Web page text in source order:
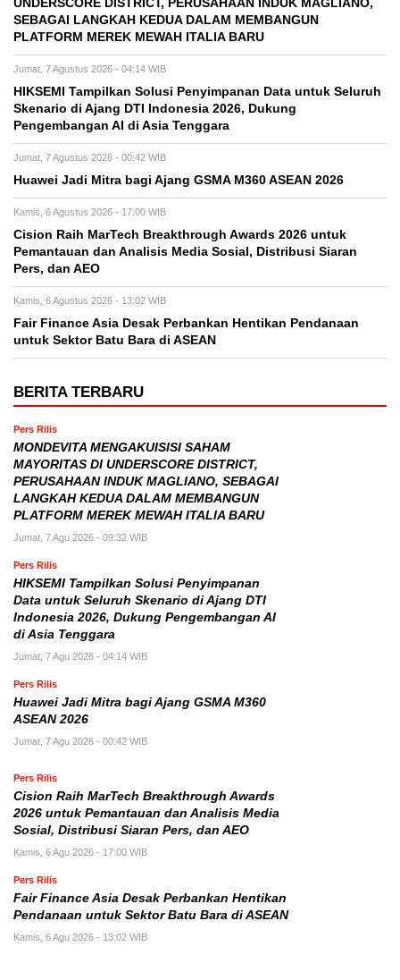
UNDERSCORE DISTRICT, PERUSAHAAN INDUK MAGLIANO,
SEBAGAI LANGKAH KEDUA DALAM MEMBANGUN
PLATFORM MEREK MEWAH ITALIA BARU
Jumat, 7 Agustus 2026 - 04:14 WIB
HIKSEMI Tampilkan Solusi Penyimpanan Data untuk Seluruh
Skenario di Ajang DTI Indonesia 2026, Dukung
Pengembangan AI di Asia Tenggara
Jumat, 7 Agustus 2026 - 00:42 WIB
Huawei Jadi Mitra bagi Ajang GSMA M360 ASEAN 2026
Kamis, 6 Agustus 2026 - 17:00 WIB
Cision Raih MarTech Breakthrough Awards 2026 untuk
Pemantauan dan Analisis Media Sosial, Distribusi Siaran
Pers, dan AEO
Kamis, 6 Agustus 2026 - 13:02 WIB
Fair Finance Asia Desak Perbankan Hentikan Pendanaan
untuk Sektor Batu Bara di ASEAN
BERITA TERBARU
Pers Rilis
MONDEVITA MENGAKUISISI SAHAM
MAYORITAS DI UNDERSCORE DISTRICT,
PERUSAHAAN INDUK MAGLIANO, SEBAGAI
LANGKAH KEDUA DALAM MEMBANGUN
PLATFORM MEREK MEWAH ITALIA BARU
Jumat, 7 Agu 2026 - 09:32 WIB
Pers Rilis
HIKSEMI Tampilkan Solusi Penyimpanan
Data untuk Seluruh Skenario di Ajang DTI
Indonesia 2026, Dukung Pengembangan AI
di Asia Tenggara
Jumat, 7 Agu 2026 - 04:14 WIB
Pers Rilis
Huawei Jadi Mitra bagi Ajang GSMA M360
ASEAN 2026
Jumat, 7 Agu 2026 - 00:42 WIB
Pers Rilis
Cision Raih MarTech Breakthrough Awards
2026 untuk Pemantauan dan Analisis Media
Sosial, Distribusi Siaran Pers, dan AEO
Kamis, 6 Agu 2026 - 17:00 WIB
Pers Rilis
Fair Finance Asia Desak Perbankan Hentikan
Pendanaan untuk Sektor Batu Bara di ASEAN
Kamis, 6 Agu 2026 - 13:02 WIB